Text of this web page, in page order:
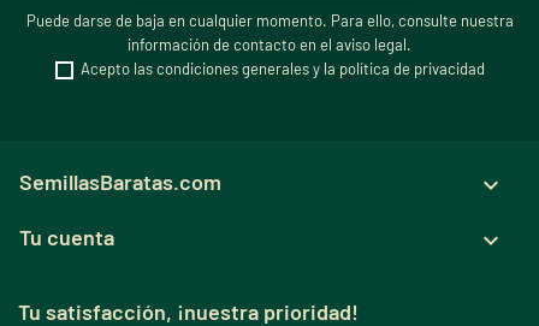
Puede darse de baja en cualquier momento. Para ello, consulte nuestra
información de contacto en el aviso legal.
Acepto las condiciones generales y la política de privacidad
SemillasBaratas.com 
Tu cuenta 
Tu satisfacción, ¡nuestra prioridad!